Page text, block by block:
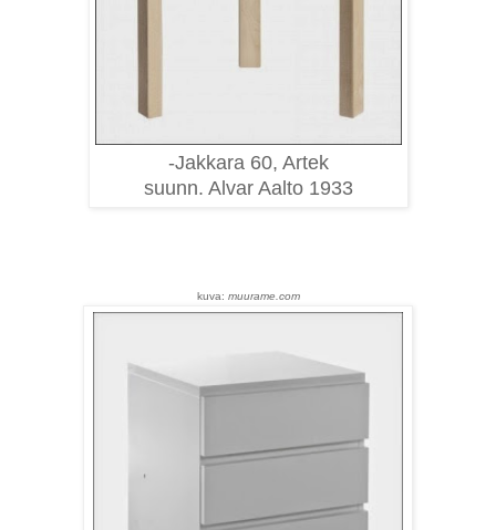
-Jakkara 60, Artek
suunn. Alvar Aalto 1933
kuva: muurame.com